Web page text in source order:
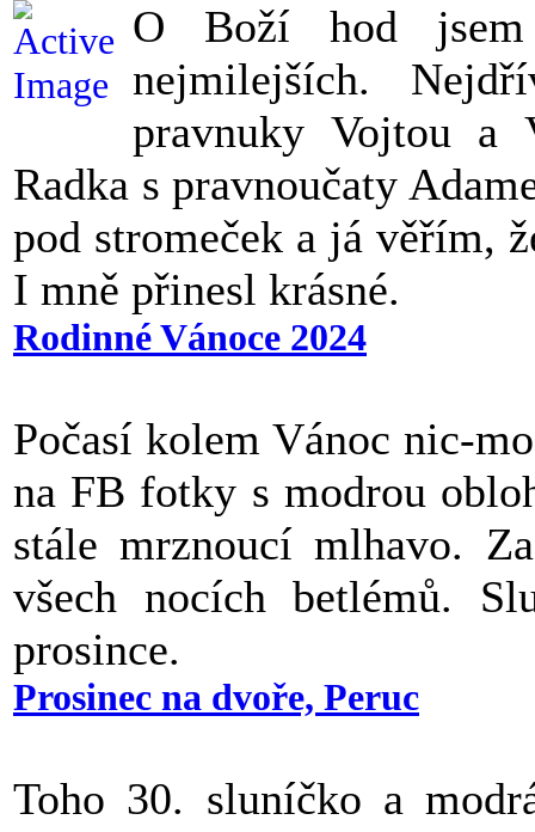
O Boží hod
nejmilejších.
pravnuky Vojtou a
Radka s pravnoučaty
pod stromeček a já věřím,
I mně přinesl krásné.
Rodinné Vánoce 2024
Počasí kolem Vánoc nic-
na FB fotky s modrou
stále mrznoucí mlhavo.
všech nocích betlémů.
prosince.
Prosinec na dvoře, Peruc
Toho 30. sluníčko a